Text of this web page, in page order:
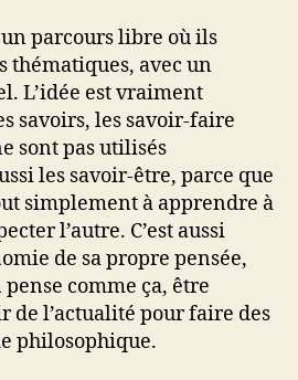
parcours libre où ils
thématiques, avec un
L’idée est vraiment
savoirs, les savoir-faire
sont pas utilisés
les savoir-être, parce que
simplement à apprendre à
l’autre. C’est aussi
de sa propre pensée,
comme ça, être
de l’actualité pour faire des
philosophique.